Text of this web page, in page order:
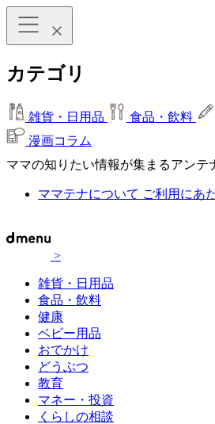
カテゴリ
雑貨・日用品 食品・飲料
漫画コラム
ママの知りたい情報が集まるアンテ
ママテナについて ご利用にあ
>
雑貨・日用品
食品・飲料
健康
ベビー用品
おでかけ
どうぶつ
教育
マネー・投資
くらしの相談